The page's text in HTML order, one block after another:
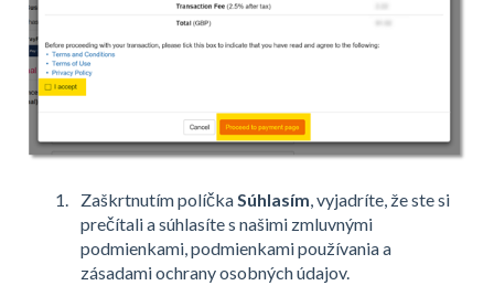
Zaškrtnutím políčka Súhlasím , vyjadríte, že ste si
prečítali a súhlasíte s našimi zmluvnými
podmienkami, podmienkami používania a
zásadami ochrany osobných údajov.